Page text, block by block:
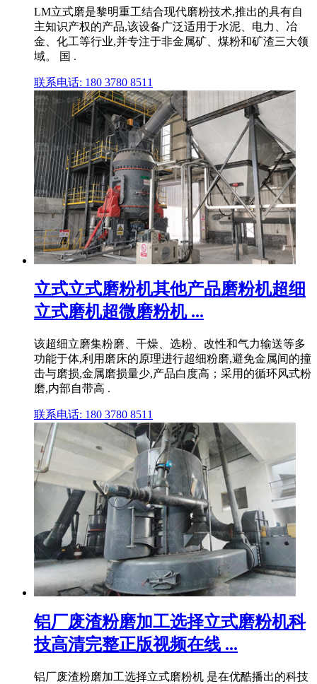
LM立式磨是黎明重工结合现代磨粉技术,推出的具有自
主知识产权的产品,该设备广泛适用于水泥、电力、冶
金、化工等行业,并专注于非金属矿、煤粉和矿渣三大领
域。 国 .
联系电话: 180 3780 8511
立式立式磨粉机其他产品磨粉机超细
立式磨机超微磨粉机 ...
该超细立磨集粉磨、干燥、选粉、改性和气力输送等多
功能于体,利用磨床的原理进行超细粉磨,避免金属间的撞
击与磨损,金属磨损量少,产品白度高；采用的循环风式粉
磨,内部自带高 .
联系电话: 180 3780 8511
铝厂废渣粉磨加工选择立式磨粉机科
技高清完整正版视频在线 ...
铝厂废渣粉磨加工选择立式磨粉机 是在优酷播出的科技